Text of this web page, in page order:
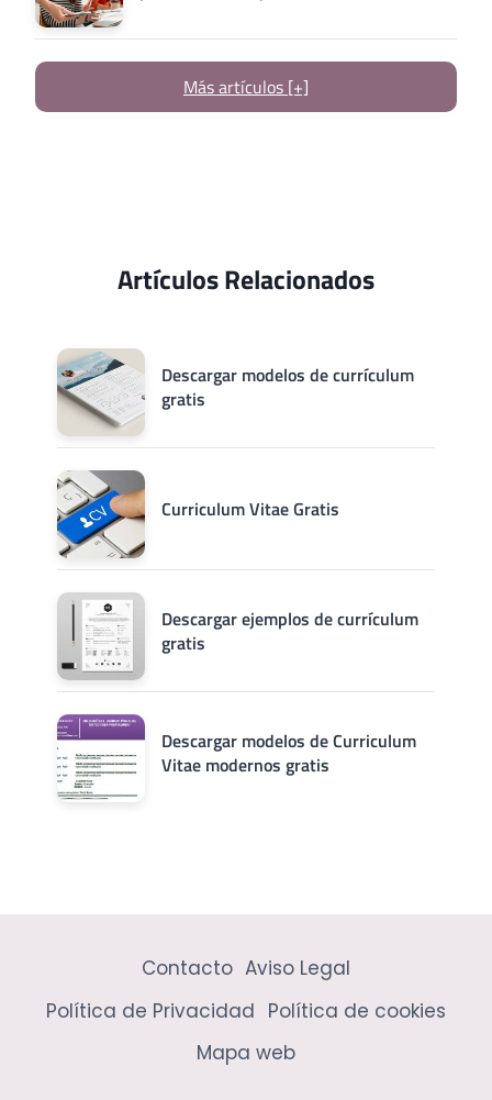
Más artículos [+]
Artículos Relacionados
Descargar modelos de currículum
gratis
Curriculum Vitae Gratis
Descargar ejemplos de currículum
gratis
Descargar modelos de Curriculum
Vitae modernos gratis
Contacto Aviso Legal
Política de Privacidad Política de cookies
Mapa web